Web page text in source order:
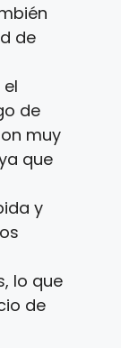
de
de
muy
que
y
lo que
de